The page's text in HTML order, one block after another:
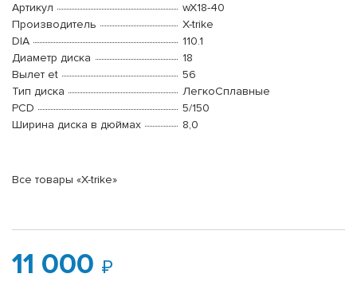
Артикул
wX18-40
Производитель
X-trike
DIA
110.1
Диаметр диска
18
Вылет et
56
Тип диска
ЛегкоСплавные
PCD
5/150
Ширина диска в дюймах
8,0
Все товары «X-trike»
11 000